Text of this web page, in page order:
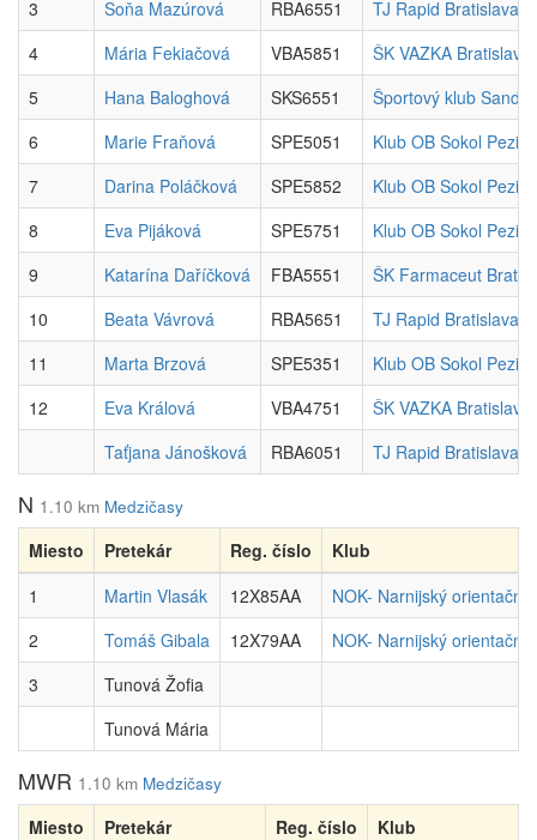
3 Soňa Mazúrová RBA6551
TJ Rapid Bratislava
4
Mária Fekiačová VBA5851
ŠK VAZKA Bratislava
5
Hana Baloghová SKS6551
Športový klub
6
Marie Fraňová SPE5051
Klub OB Sokol
7
Darina Poláčková SPE5852
Klub OB Sokol
8
Eva Pijáková SPE5751
Klub OB Sokol
9
Katarína Daříčková FBA5551
ŠK Farmaceut
10
Beata Vávrová RBA5651
TJ Rapid Bratislava
11
Marta Brzová SPE5351
Klub OB Sokol
12
Eva Králová VBA4751
ŠK VAZKA Bratislava
Taťjana Jánošková
RBA6051 TJ Rapid Bratislava
N 1.10 km Medzičasy
Miesto Pretekár Reg. číslo
Klub
1
Martin Vlasák 12X85AA
NOK- Narnijský orientačný
2
Tomáš Gibala 12X79AA
NOK- Narnijský orientačný
3
Tunová Žofia
Tunová Mária
MWR 1.10 km Medzičasy
Miesto Pretekár Reg. číslo
Klub